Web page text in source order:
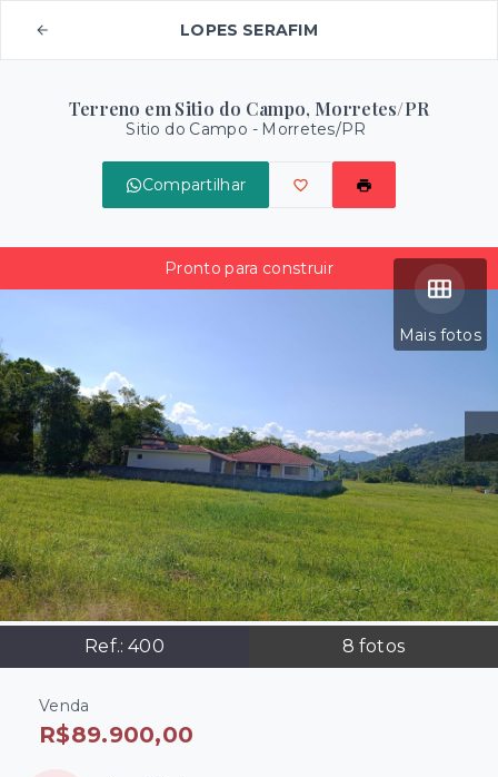
LOPES SERAFIM
Terreno em Sitio do Campo, Morretes/PR
Sitio do Campo - Morretes/PR
Compartilhar
Mais fotos
Ref.:400 8 fotos
Pronto para construir
Venda
R$89.900,00